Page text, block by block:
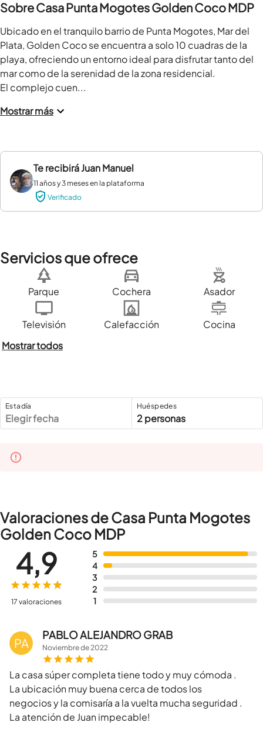
Sobre Casa Punta Mogotes Golden Coco MDP
Ubicado en el tranquilo barrio de Punta Mogotes, Mar del
Plata, Golden Coco se encuentra a solo 10 cuadras de la
playa, ofreciendo un entorno ideal para disfrutar tanto del
mar como de la serenidad de la zona residencial.
El complejo cuen...
Mostrar más
Te recibiráJuan Manuel
11 años y 3 meses en la plataforma
Verificado
Servicios que ofrece
Parque Cochera Asador
Televisión Calefacción
Cocina
Mostrar todos
Estadía
Elegir fecha
Huéspedes
2 personas
Valoraciones de Casa Punta Mogotes
Golden Coco MDP
5
4
3
2
1
4,9
17 valoraciones
PA
PABLO ALEJANDRO GRAB
Noviembrede2022
La casa súper completa tiene todo y muy cómoda .
La ubicación muy buena cerca de todos los
negocios y la comisaría a la vuelta mucha seguridad .
La atención de Juan impecable!